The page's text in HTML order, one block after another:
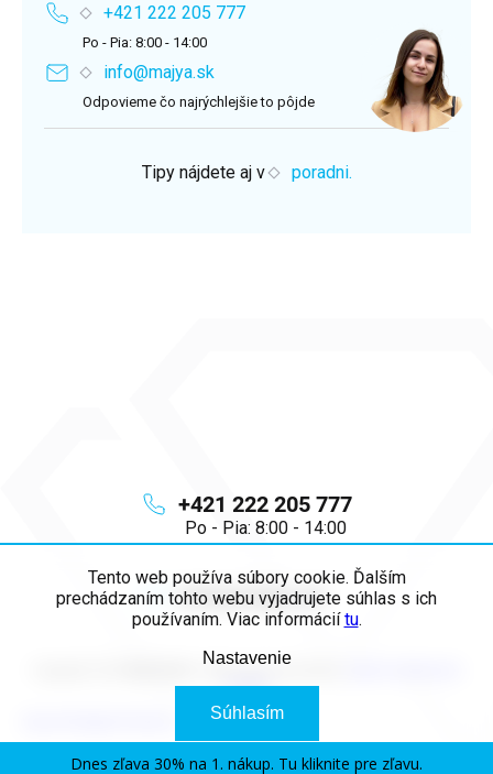
Tento web používa súbory cookie. Ďalším
prechádzaním tohto webu vyjadrujete súhlas s ich
používaním. Viac informáciítu.
Nastavenie
Súhlasím
info@majya.sk
+421 222 205 777
Po - Pia: 8:00 - 14:00
+421 222 205 777
Po - Pia: 8:00 - 14:00
info@majya.sk
Odpovieme čo najrýchlejšie to pôjde
Tipy nájdete aj v poradni.
cookies
Dnes zľava 30% na 1. nákup. Tu kliknite pre zľavu.